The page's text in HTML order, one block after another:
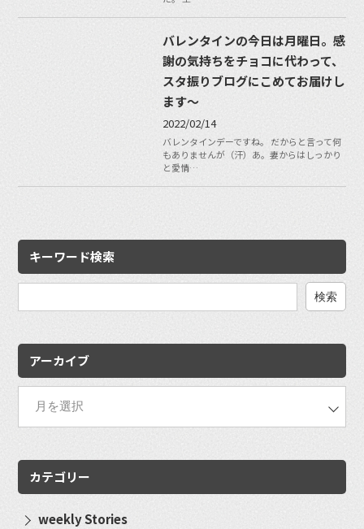
バレンタインの今日は月曜日。感
謝の気持ちをチョコに代わって、
スタ振りブログにこめてお届けし
ます〜
2022/02/14
バレンタインデーですね。 だからと言って何
もありませんが（汗）あ。妻からはしっかり
と愛情…
キーワード検索
アーカイブ
カテゴリー
weekly Stories